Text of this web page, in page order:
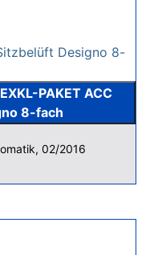
PAKET ACC
8-fach
02/2016